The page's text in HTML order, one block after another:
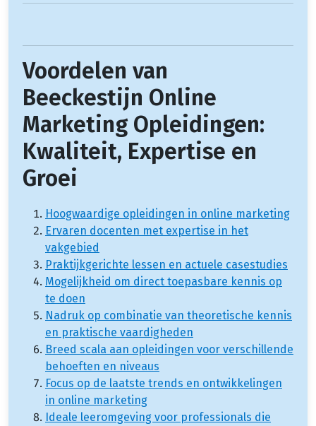
Voordelen van
Beeckestijn Online
Marketing Opleidingen:
Kwaliteit, Expertise en
Groei
Hoogwaardige opleidingen in online marketing
Ervaren docenten met expertise in het
vakgebied
Praktijkgerichte lessen en actuele casestudies
Mogelijkheid om direct toepasbare kennis op
te doen
Nadruk op combinatie van theoretische kennis
en praktische vaardigheden
Breed scala aan opleidingen voor verschillende
behoeften en niveaus
Focus op de laatste trends en ontwikkelingen
in online marketing
Ideale leeromgeving voor professionals die